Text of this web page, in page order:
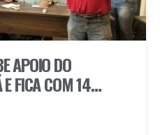
APOIO DO
FICA COM 14
CONTRA